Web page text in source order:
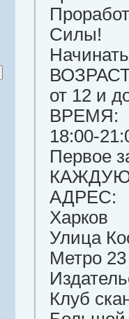
Силы!
от 12 и
ВРЕМЯ:
18:00-
Первое
АДРЕС:
Харков
Улица
Метро 23
Клуб